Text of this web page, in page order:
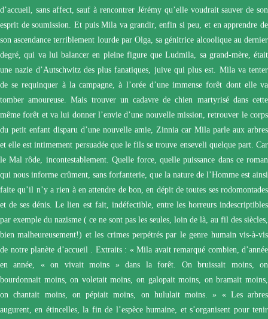
d’accueil, sans affect, sauf à rencontrer Jérémy qu’elle voudrait sauver de son
esprit de soumission. Et puis Mila va grandir, enfin si peu, et en apprendre de
son ascendance terriblement lourde par Olga, sa génitrice alcoolique au dernier
degré, qui va lui balancer en pleine figure que Ludmila, sa grand-mère, était
une nazie d’Autschwitz des plus fanatiques, juive qui plus est. Mila va tenter
de se requinquer à la campagne, à l’orée d’une immense forêt dont elle va
tomber amoureuse. Mais trouver un cadavre de chien martyrisé dans cette
même forêt et va lui donner l’envie d’une nouvelle mission, retrouver le corps
du petit enfant disparu d’une nouvelle amie, Zinnia car Mila parle aux arbres
et elle est intimement persuadée que le fils se trouve enseveli quelque part. Car
le Mal rôde, incontestablement. Quelle force, quelle puissance dans ce roman
qui nous informe crûment, sans forfanterie, que la nature de l’Homme est ainsi
faite qu’il n’y a rien à en attendre de bon, en dépit de toutes ses rodomontades
et de ses dénis. Le lien est fait, indéfectible, entre les horreurs indescriptibles
par exemple du nazisme ( ce ne sont pas les seules, loin de là, au fil des siècles,
bien malheureusement!) et les crimes perpétrés par le genre humain vis-à-vis
de notre planète d’accueil . Extraits : « Mila avait remarqué combien, d’année
en année, « on vivait moins » dans la forêt. On bruissait moins, on
bourdonnait moins, on voletait moins, on galopait moins, on bramait moins,
on chantait moins, on pépiait moins, on hululait moins. » « Les arbres
augurent, en étincelles, la fin de l’espèce humaine, et s’organisent pour tenir